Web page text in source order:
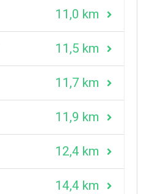
11,0 km
11,5 km
11,7 km
11,9 km
12,4 km
14,4 km